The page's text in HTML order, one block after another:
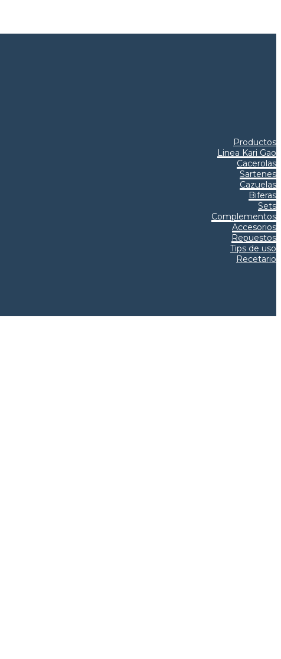
Productos
Linea Kari Gao
Cacerolas
Sartenes
Cazuelas
Biferas
Sets
Complementos
Accesorios
Repuestos
Tips de uso
Recetario